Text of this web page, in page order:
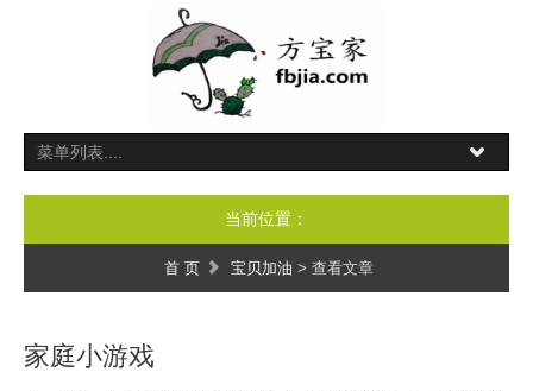
当前位置：
首 页 宝贝加油 > 查看文章
家庭小游戏